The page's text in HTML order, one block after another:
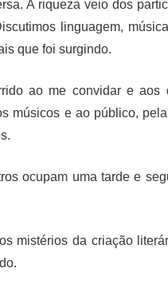
A riqueza veio dos
linguagem,
que foi surgindo.
ao me convidar e aos
músicos e ao público,
ocupam uma tarde e
mistérios da criação